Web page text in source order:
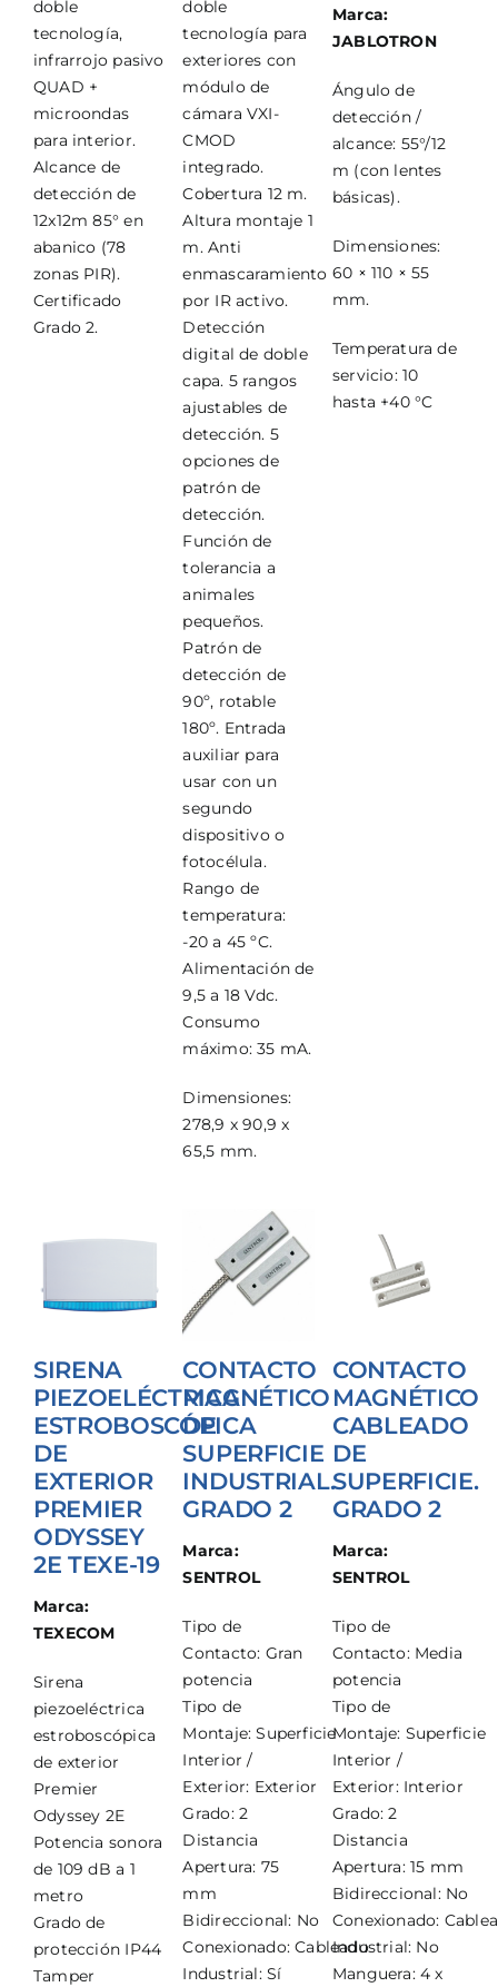
doble
tecnología,
infrarrojo pasivo
QUAD +
microondas
para interior.
Alcance de
detección de
12x12m 85° en
abanico (78
zonas PIR).
Certificado
Grado 2.
doble
tecnología para
exteriores con
módulo de
cámara VXI-
CMOD
integrado.
Cobertura 12 m.
Altura montaje 1
m. Anti
enmascaramiento
por IR activo.
Detección
digital de doble
capa. 5 rangos
ajustables de
detección. 5
opciones de
patrón de
detección.
Función de
tolerancia a
animales
pequeños.
Patrón de
detección de
90º, rotable
180º. Entrada
auxiliar para
usar con un
segundo
dispositivo o
fotocélula.
Rango de
temperatura:
-20 a 45 ºC.
Alimentación de
9,5 a 18 Vdc.
Consumo
máximo: 35 mA.
Dimensiones:
278,9 x 90,9 x
65,5 mm.
Marca:
JABLOTRON
Ángulo de
detección /
alcance: 55°/12
m (con lentes
básicas).
Dimensiones:
60 × 110 × 55
mm.
Temperatura de
servicio: 10
hasta +40 °C
SIRENA
PIEZOELÉCTRICA
ESTROBOSCÓPICA
DE
EXTERIOR
PREMIER
ODYSSEY
2E TEXE-19
Marca:
TEXECOM
Sirena
piezoeléctrica
estroboscópica
de exterior
Premier
Odyssey 2E
Potencia sonora
de 109 dB a 1
metro
Grado de
protección IP44
Tamper
CONTACTO
MAGNÉTICO
DE
SUPERFICIE
INDUSTRIAL.
GRADO 2
Marca:
SENTROL
Tipo de
Contacto: Gran
potencia
Tipo de
Montaje: Superficie
Interior /
Exterior: Exterior
Grado: 2
Distancia
Apertura: 75
mm
Bidireccional: No
Conexionado: Cableado
Industrial: Sí
CONTACTO
MAGNÉTICO
CABLEADO
DE
SUPERFICIE.
GRADO 2
Marca:
SENTROL
Tipo de
Contacto: Media
potencia
Tipo de
Montaje: Superficie
Interior /
Exterior: Interior
Grado: 2
Distancia
Apertura: 15 mm
Bidireccional: No
Conexionado:
Industrial: No
Manguera: 4 x